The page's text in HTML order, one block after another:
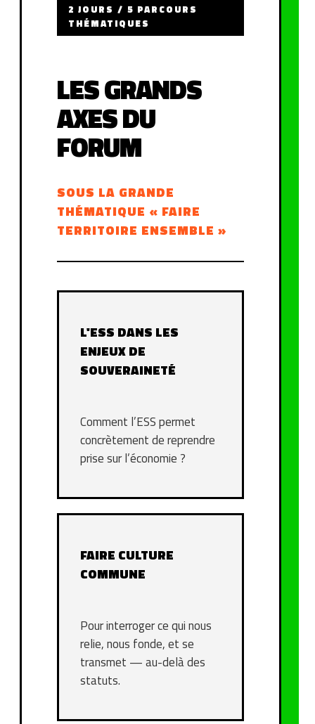
2 JOURS / 5 PARCOURS
THÉMATIQUES
LES GRANDS
AXES DU
FORUM
SOUS LA GRANDE
THÉMATIQUE « FAIRE
TERRITOIRE ENSEMBLE »
L'ESS DANS LES
ENJEUX DE
SOUVERAINETÉ
Comment l’ESS permet
concrètement de reprendre
prise sur l’économie ?
FAIRE CULTURE
COMMUNE
Pour interroger ce qui nous
relie, nous fonde, et se
transmet — au-delà des
statuts.